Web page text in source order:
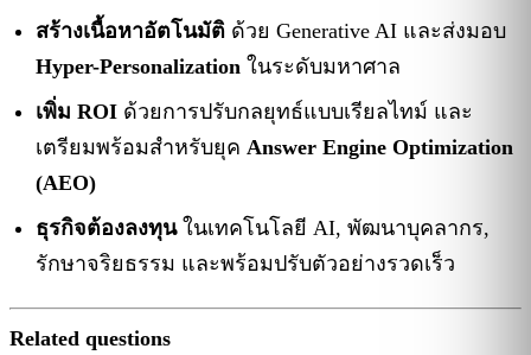
สร้างเนื้อหาอัตโนมัติ ด้วย Generative AI และส่งมอบ
Hyper-Personalization ในระดับมหาศาล
เพิ่ม ROI ด้วยการปรับกลยุทธ์แบบเรียลไทม์ และ
เตรียมพร้อมสำหรับยุค Answer Engine Optimization
(AEO)
ธุรกิจต้องลงทุนในเทคโนโลยี AI, พัฒนาบุคลากร,
รักษาจริยธรรม และพร้อมปรับตัวอย่างรวดเร็ว
Related questions